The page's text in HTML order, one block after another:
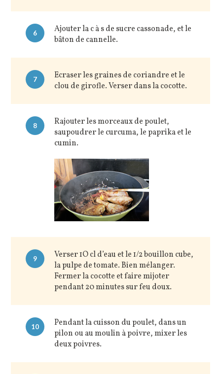
6
Ajouter la c à s de sucre cassonade, et le
bâton de cannelle.
7
Ecraser les graines de coriandre et le
clou de girofle. Verser dans la cocotte.
8
Rajouter les morceaux de poulet,
saupoudrer le curcuma, le paprika et le
cumin.
9
Verser 1O cl d’eau et le 1/2 bouillon cube,
la pulpe de tomate. Bien mélanger.
Fermer la cocotte et faire mijoter
pendant 20 minutes sur feu doux.
10
Pendant la cuisson du poulet, dans un
pilon ou au moulin à poivre, mixer les
deux poivres.